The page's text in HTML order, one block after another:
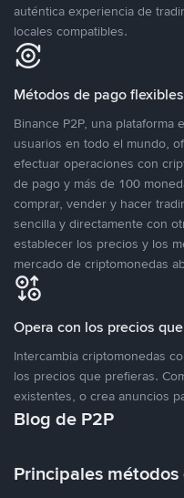
auténtica experiencia de
locales compatibles.
Métodos de pago flexibles
Binance P2P, una plataforma
usuarios en todo el mundo,
efectuar operaciones con
de pago y más de 100
comprar, vender y hacer
sencilla y directamente con
establecer los precios y los
mercado de criptomonedas
Opera con los precios
Intercambia criptomonedas
los precios que prefieras.
existentes, o crea anuncios
Blog de P2P
Principales